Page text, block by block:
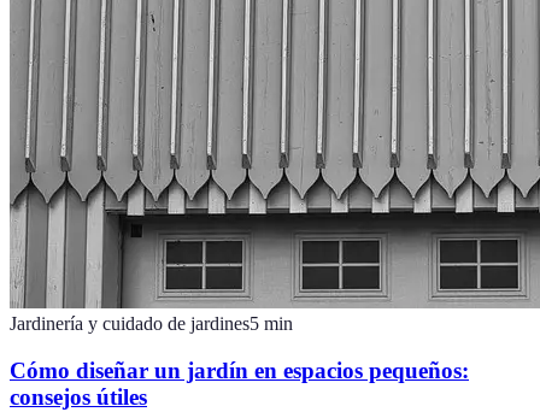
Jardinería y cuidado de jardines5 min
Cómo diseñar un jardín en espacios pequeños:
consejos útiles